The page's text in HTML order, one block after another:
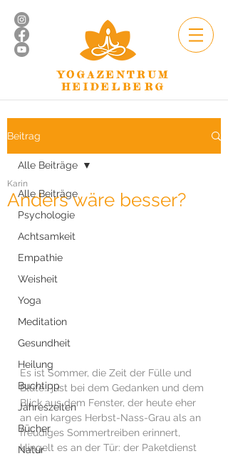
YOGAZENTRUM
HEIDELBERG
Beitrag
Alle Beiträge
Psychologie
Achtsamkeit
Empathie
Weisheit
Yoga
Meditation
Gesundheit
Heilung
Buchtipp
Jahreszeiten
Bücher
Natur
Alle Beiträge
Anders wäre besser?
Karin
Es ist Sommer, die Zeit der Fülle und
Blüte… just bei dem Gedanken und dem
Blick aus dem Fenster, der heute eher
an ein karges Herbst-Nass-Grau als an
freudiges Sommertreiben erinnert,
klingelt es an der Tür: der Paketdienst